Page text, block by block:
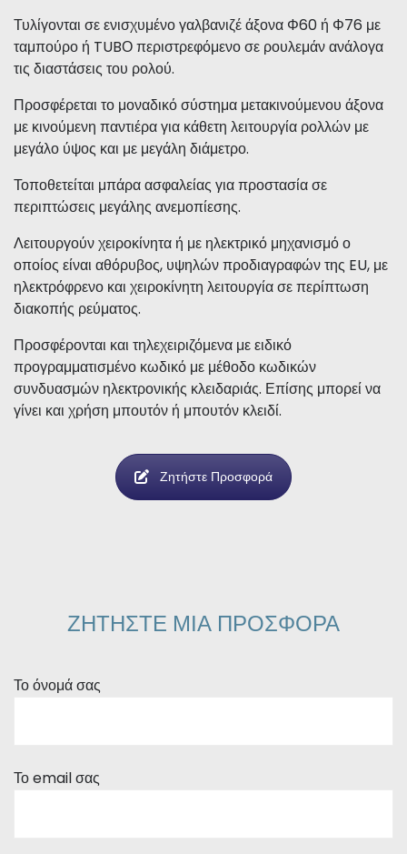
Τυλίγονται σε ενισχυμένο γαλβανιζέ άξονα Φ60 ή Φ76 με
ταμπούρο ή TUBΟ περιστρεφόμενο σε ρουλεμάν ανάλογα
τις διαστάσεις του ρολού.
Προσφέρεται το μοναδικό σύστημα μετακινούμενου άξονα
με κινούμενη παντιέρα για κάθετη λειτουργία ρολλών με
μεγάλο ύψος και με μεγάλη διάμετρο.
Τοποθετείται μπάρα ασφαλείας για προστασία σε
περιπτώσεις μεγάλης ανεμοπίεσης.
Λειτουργούν χειροκίνητα ή με ηλεκτρικό μηχανισμό ο
οποίος είναι αθόρυβος, υψηλών προδιαγραφών της EU, με
ηλεκτρόφρενο και χειροκίνητη λειτουργία σε περίπτωση
διακοπής ρεύματος.
Προσφέρονται και τηλεχειριζόμενα με ειδικό
προγραμματισμένο κωδικό με μέθοδο κωδικών
συνδυασμών ηλεκτρονικής κλειδαριάς. Επίσης μπορεί να
γίνει και χρήση μπουτόν ή μπουτόν κλειδί.
Ζητήστε Προσφορά
ΖΗΤΗΣΤΕ ΜΙΑ ΠΡΟΣΦΟΡΑ
Το όνομά σας
Το email σας